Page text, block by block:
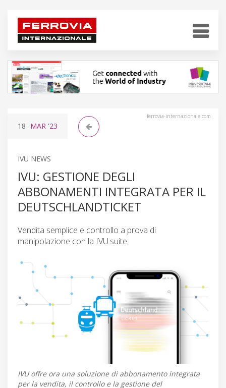
ferrovia-internazionale.com
18 MAR '23
IVU NEWS
IVU: GESTIONE DEGLI
ABBONAMENTI INTEGRATA PER IL
DEUTSCHLANDTICKET
Vendita semplice e controllo a prova di
manipolazione con la IVU.suite.
IVU offre ora una soluzione di abbonamento integrata
per la vendita, il controllo e la gestione del